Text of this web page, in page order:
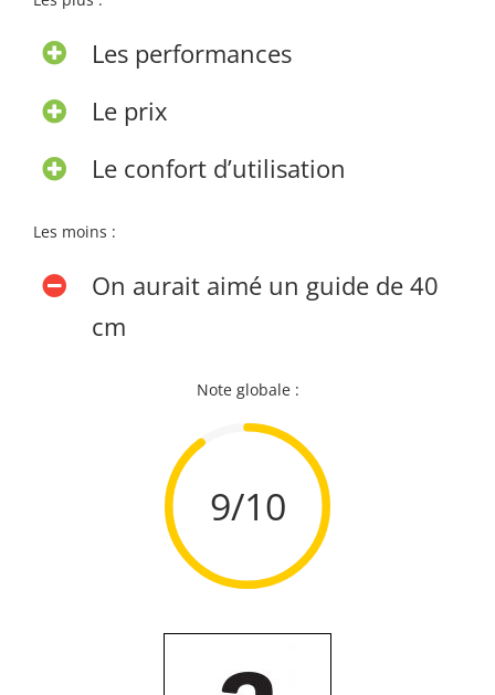
Les performances
Le prix
Le confort d’utilisation
Les moins :
On aurait aimé un guide de 40
cm
Note globale :
9/10